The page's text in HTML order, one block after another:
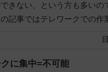
きない、という方も多い
記事ではテレワークでの
に集中=不可能